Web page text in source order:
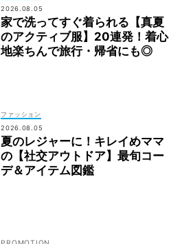
2026.08.05
家で洗ってすぐ着られる【真夏
のアクティブ服】20連発！着心
地楽ちんで旅行・帰省にも◎
ファッション
2026.08.05
夏のレジャーに！キレイめママ
の【社交アウトドア】最旬コー
デ＆アイテム図鑑